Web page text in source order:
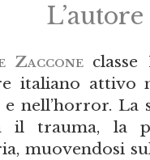
L’autore
Zaccone classe
italiano attivo
nell’horror. La
il trauma, la
muovendosi